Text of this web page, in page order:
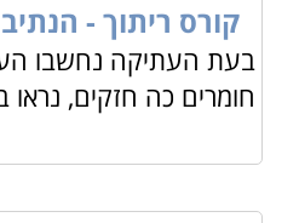
קורס ריתוך -
בעת העתיקה נחשבו
חומרים כה חזקים, נראו